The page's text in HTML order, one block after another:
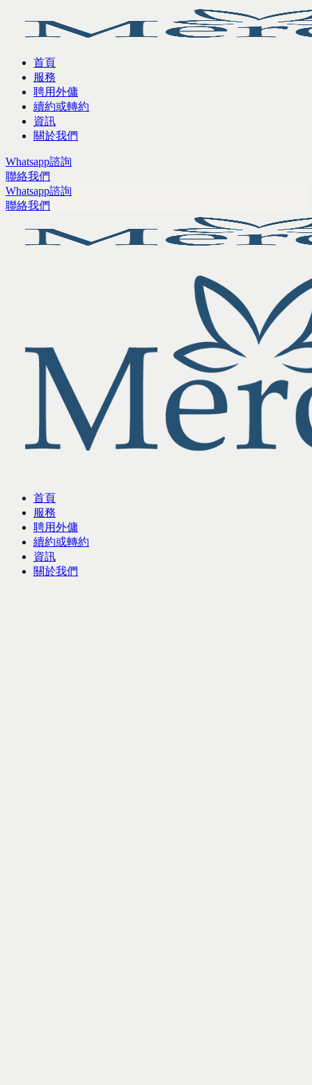
首頁
服務
聘用外傭
續約或轉約
資訊
關於我們
Whatsapp諮詢
聯絡我們
Whatsapp諮詢
聯絡我們
首頁
服務
聘用外傭
續約或轉約
資訊
關於我們